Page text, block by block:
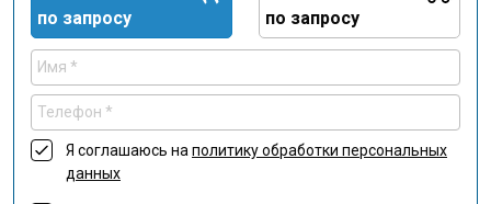
по запросу по запросу
Я соглашаюсь наполитику обработки персональных
данных